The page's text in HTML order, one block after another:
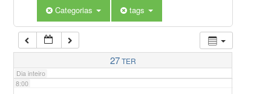
Categorias tags
27TER
Dia inteiro
7:00
8:00